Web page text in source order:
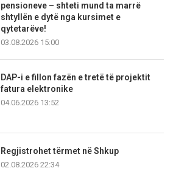
pensioneve – shteti mund ta marrë
shtyllën e dytë nga kursimet e
qytetarëve!
03.08.2026 15:00
DAP-i e fillon fazën e tretë të projektit
fatura elektronike
04.06.2026 13:52
Regjistrohet tërmet në Shkup
02.08.2026 22:34